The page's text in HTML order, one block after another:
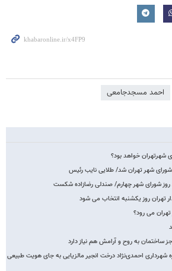
احمد مسجدجامعی
خواهد بود؟
شهر تهران شد/ طلایی نایب رئیس
روز شورای شهر چهارم/ صندلی رضازاده شکست
تهران روز یکشنبه انتخاب می شود
می رود؟
به روح و آرامش هم نیاز دارد
احمدی‌نژاد درخت انجیر مالزیایی به جای هویت طبیعی